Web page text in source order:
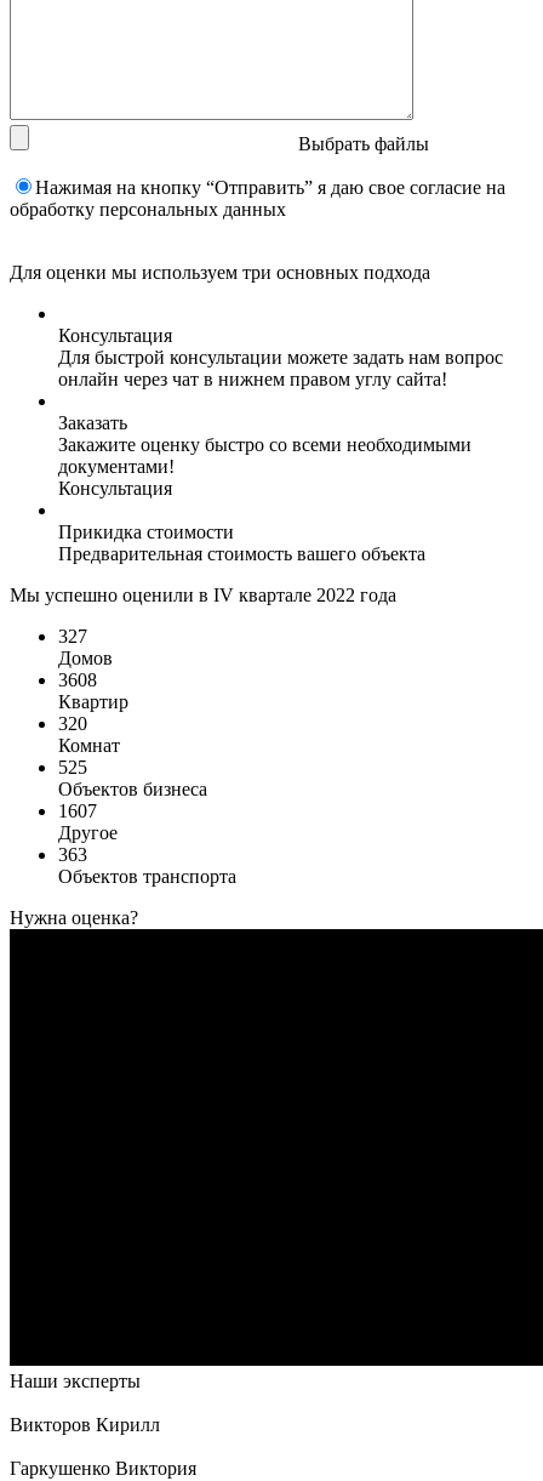
Выбрать файлы
Нажимая на кнопку “Отправить” я даю свое согласие на
обработку персональных данных
Для оценки мы используем три основных подхода
Консультация
Для быстрой консультации можете задать нам вопрос
онлайн через чат в нижнем правом углу сайта!
Заказать
Закажите оценку быстро со всеми необходимыми
документами!
Консультация
Прикидка стоимости
Предварительная стоимость вашего объекта
Мы успешно оценили в IV квартале 2022 года
327
Домов
3608
Квартир
320
Комнат
525
Объектов бизнеса
1607
Другое
363
Объектов транспорта
Нужна оценка?
Наши эксперты
Викторов Кирилл
Гаркушенко Виктория